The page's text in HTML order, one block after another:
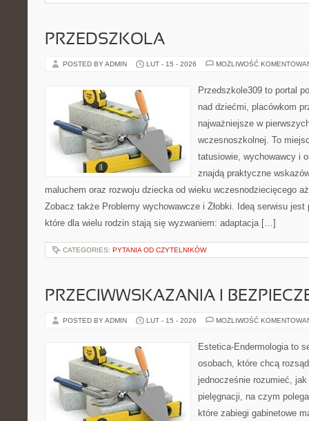
PRZEDSZKOLA
POSTED BY ADMIN LUT - 15 - 2026 MOŻLIWOŚĆ
Przedszkole309 to portal
nad dziećmi, placówkom
najważniejsze w
wczesnoszkolnej. To
tatusiowie, wychowawcy i
znajdą praktyczne
maluchem oraz rozwoju dziecka od wieku wczesnodziecięcego
Zobacz także Problemy wychowawcze i Żłobki. Ideą serwisu jest
które dla wielu rodzin stają się wyzwaniem: adaptacja […]
CATEGORIES: PYTANIA OD CZYTELNIKÓW
PRZECIWWSKAZANIA I
POSTED BY ADMIN LUT - 15 - 2026 MOŻLIWOŚĆ
Estetica-Endermologia to
osobach, które chcą
jednocześnie rozumieć, jak
pielęgnacji, na czym
które zabiegi gabinetowe